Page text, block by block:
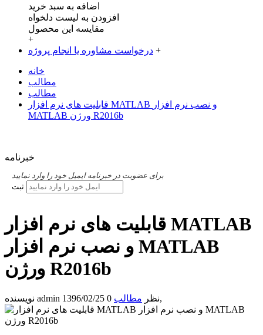
اضافه به سبد خرید
افزودن به لیست دلخواه
مقایسه این محصول
+
درخواست مشاوره یا انجام پروژه +
خانه
مطالب
مطالب
قابلیت های نرم افزار MATLAB و نصب نرم افزار
MATLAB ورژن R2016b
خبرنامه
برای عضویت در خبرنامه ایمیل خود را وارد نمایید
ثبت
قابلیت های نرم افزار MATLAB
و نصب نرم افزار MATLAB
ورژن R2016b
نویسنده admin 1396/02/25 0 نظر مطالب ,